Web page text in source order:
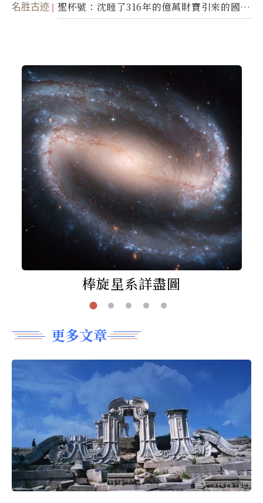
名胜古迹
聖杯號：沈睡了316年的億萬財寶引來的國際
糾紛
棒旋星系詳盡圖
更多文章